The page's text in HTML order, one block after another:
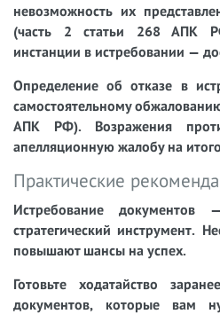
невозможность их
(часть 2 статьи 268 АПК
инстанции в истребовании —
Определение об отказе в
самостоятельному
АПК РФ). Возражения
апелляционную жалобу на
Практические
Истребование
стратегический инструмент.
повышают шансы на успех.
Готовьте ходатайство
документов, которые вам